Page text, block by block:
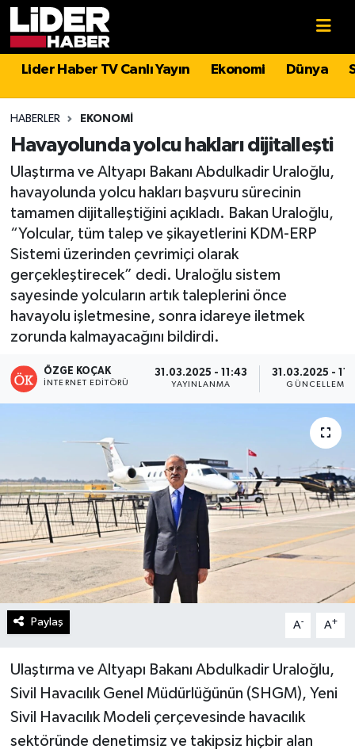
Lider Haber TV Canlı Yayın Ekonomi Dünya
HABERLER EKONOMI
Havayolunda yolcu hakları dijitalleşti
Ulaştırma ve Altyapı Bakanı Abdulkadir Uraloğlu,
havayolunda yolcu hakları başvuru sürecinin
tamamen dijitalleştiğini açıkladı. Bakan Uraloğlu,
“Yolcular, tüm talep ve şikayetlerini KDM-ERP
Sistemi üzerinden çevrimiçi olarak
gerçekleştirecek” dedi. Uraloğlu sistem
sayesinde yolcuların artık taleplerini önce
havayolu işletmesine, sonra idareye iletmek
zorunda kalmayacağını bildirdi.
ÖZGE KOÇAK
İNTERNET EDITÖRÜ
31.03.2025 - 11:43
YAYINLANMA
31.03.2025 -
GÜNCELLEME
Paylaş A- A+
Ulaştırma ve Altyapı Bakanı Abdulkadir Uraloğlu,
Sivil Havacılık Genel Müdürlüğünün (SHGM), Yeni
Sivil Havacılık Modeli çerçevesinde havacılık
sektöründe denetimsiz ve takipsiz hiçbir alan
Politika
Asayiş
Dünya
Magazin
Spor
Sağlık
Teknoloji
Turizm
Lider Haber TV Canlı Yayın izle
Hava Durumu
İstanbul Namaz Vakitleri
Trafik Durumu
Süper Lig Puan Durumu ve Fikstür
Tüm Manşetler
Son Dakika Haberleri
Haber Arşivi